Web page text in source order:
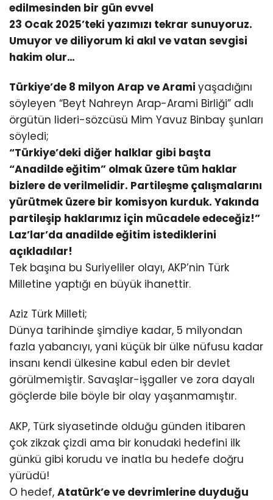
edilmesinden bir gün evvel
23 Ocak 2025’teki yazımızı tekrar sunuyoruz.
Umuyor ve diliyorum ki akıl ve vatan sevgisi
hakim olur…
Türkiye’de 8 milyon Arap ve Arami yaşadığını
söyleyen “Beyt Nahreyn Arap-Arami Birliği” adlı
örgütün lideri-sözcüsü Mim Yavuz Binbay şunları
söyledi;
“Türkiye’deki diğer halklar gibi başta
“Anadilde eğitim” olmak üzere tüm haklar
bizlere de verilmelidir. Partileşme çalışmalarını
yürütmek üzere bir komisyon kurduk. Yakında
partileşip haklarımız için mücadele edeceğiz!”
Laz’lar’da anadilde eğitim istediklerini
açıkladılar!
Tek başına bu Suriyeliler olayı, AKP’nin Türk
Milletine yaptığı en büyük ihanettir.
Aziz Türk Milleti;
Dünya tarihinde şimdiye kadar, 5 milyondan
fazla yabancıyı, yani küçük bir ülke nüfusu kadar
insanı kendi ülkesine kabul eden bir devlet
görülmemiştir. Savaşlar-işgaller ve zora dayalı
göçlerde bile böyle bir olay yaşanmamıştır.
AKP, Türk siyasetinde olduğu günden itibaren
çok zikzak çizdi ama bir konudaki hedefini ilk
günkü gibi korudu ve inatla bu hedefe doğru
yürüdü!
O hedef, Atatürk’e ve devrimlerine duyduğu